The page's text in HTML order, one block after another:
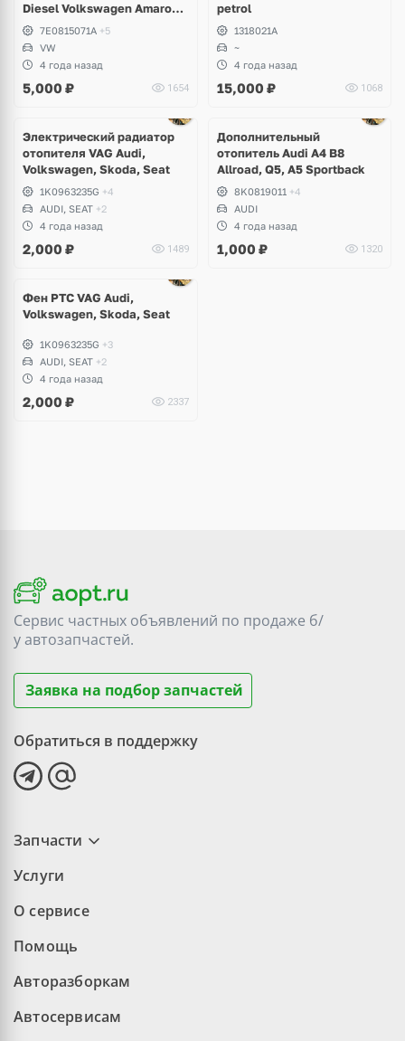
Diesel Volkswagen Amarok,
Transporter T5, Caravelle,
Multivan
7E0815071A +5
VW
4 года назад
5,000 ₽ 1654
petrol
1318021A
~
4 года назад
15,000 ₽ 1068
Электрический радиатор
отопителя VAG Audi,
Volkswagen, Skoda, Seat
1K0963235G +4
AUDI, SEAT +2
4 года назад
2,000 ₽ 1489
Дополнительный
отопитель Audi A4 B8
Allroad, Q5, A5 Sportback
8K0819011 +4
AUDI
4 года назад
1,000 ₽ 1320
Фен РТС VAG Audi,
Volkswagen, Skoda, Seat
1K0963235G +3
AUDI, SEAT +2
4 года назад
2,000 ₽ 2337
Сервис частных объявлений по продаже б/
уавтозапчастей.
Заявка на подбор запчастей
Обратиться в поддержку
Запчасти
Услуги
О сервисе
Помощь
Авторазборкам
Автосервисам